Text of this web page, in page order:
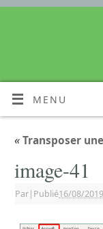
MENU
«Transposer
image-41
Par| Publié16/08/2019